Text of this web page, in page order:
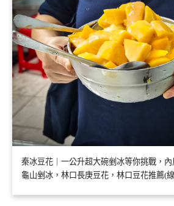
秦冰豆花｜一公升超大碗剉冰等你挑戰，
龜山剉冰，林口長庚豆花，林口豆花推薦(